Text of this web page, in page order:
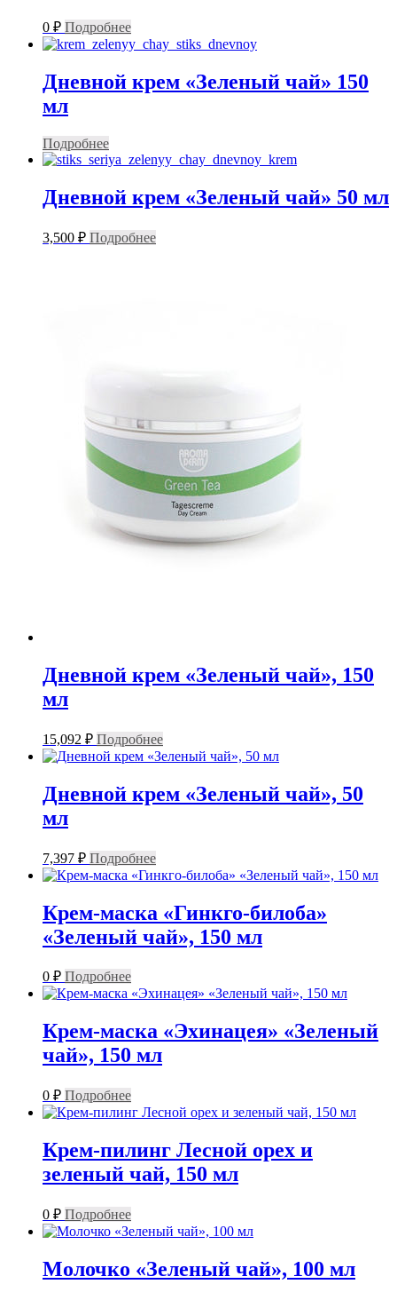
0 ₽ Подробнее
Дневной крем «Зеленый чай» 150
мл
Подробнее
Дневной крем «Зеленый чай» 50 мл
3,500 ₽ Подробнее
Дневной крем «Зеленый чай», 150
мл
15,092 ₽ Подробнее
Дневной крем «Зеленый чай», 50
мл
7,397 ₽ Подробнее
Крем-маска «Гинкго-билоба»
«Зеленый чай», 150 мл
0 ₽ Подробнее
Крем-маска «Эхинацея» «Зеленый
чай», 150 мл
0 ₽ Подробнее
Крем-пилинг Лесной орех и
зеленый чай, 150 мл
0 ₽ Подробнее
Молочко «Зеленый чай», 100 мл